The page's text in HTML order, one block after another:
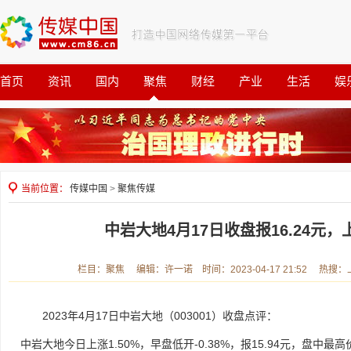
首页 资讯 国内 聚焦 财经 产业 生活 娱
观察 公益
当前位置： 传媒中国 > 聚焦传媒
中岩大地4月17日收盘报16.24元，
栏目：聚焦 编辑：许一诺 时间：2023-04-17 21:52 热搜
2023年4月17日中岩大地（003001）收盘点评：
中岩大地今日上涨1.50%，早盘低开-0.38%，报15.94元，盘中最